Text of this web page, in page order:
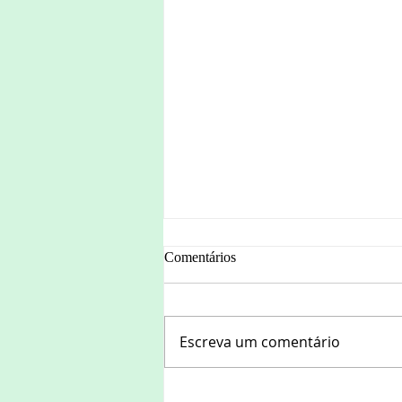
Por que ler?
Comentários
Escreva um comentário